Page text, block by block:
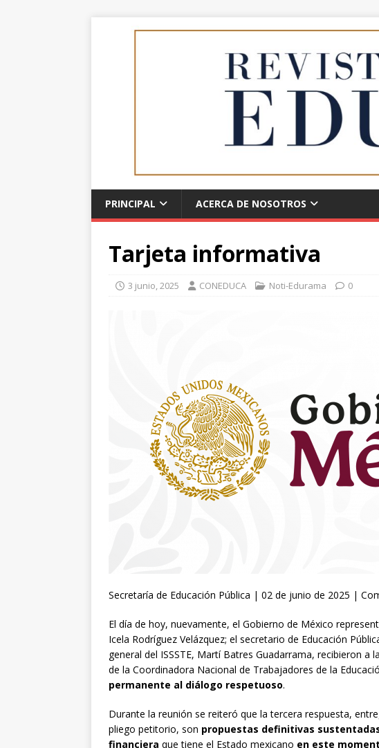
PRINCIPAL ACERCA DE NOSOTROS
Tarjeta informativa
3 junio, 2025 CONEDUCA Noti-Edurama 0
Secretaría de Educación Pública | 02 de junio de 2025 |
El día de hoy, nuevamente, el Gobierno de México
Icela Rodríguez Velázquez; el secretario de Educación
general del ISSSTE, Martí Batres Guadarrama, recibieron a
de la Coordinadora Nacional de Trabajadores de la
permanente al diálogo respetuoso.
Durante la reunión se reiteró que la tercera respuesta,
pliego petitorio, son propuestas definitivas
financiera que tiene el Estado mexicano en este